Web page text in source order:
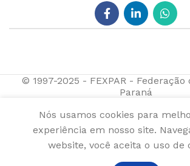
© 1997-2025 - FEXPAR - Federação
Paraná
Nós usamos cookies para
experiência em nosso site.
website, você aceita o uso de